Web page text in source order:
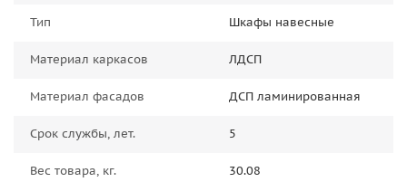
Тип Шкафы навесные
Материал каркасов ЛДСП
Материал фасадов ДСП ламинированная
Срок службы, лет. 5
Вес товара, кг. 30.08